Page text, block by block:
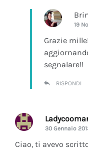
19
Grazie
segnalare!!
RISPONDI
30 Gennaio
Ciao, ti avevo